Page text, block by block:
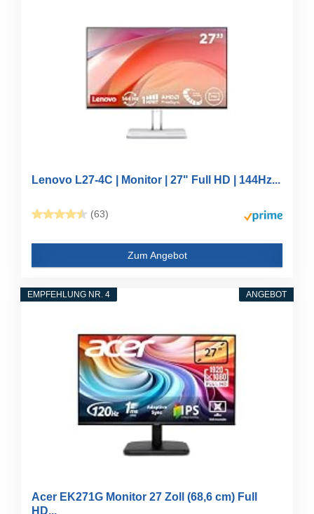
Lenovo L27-4C | Monitor | 27" Full HD | 144Hz...
(63)
Zum Angebot
ANGEBOT
EMPFEHLUNG NR. 4
Acer EK271G Monitor 27 Zoll (68,6 cm) Full
HD...